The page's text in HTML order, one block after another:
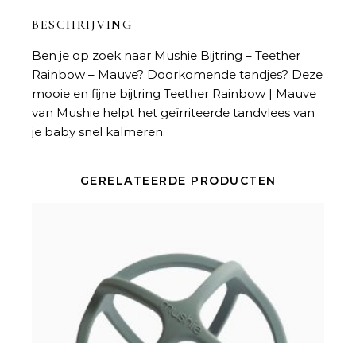
BESCHRIJVING
Ben je op zoek naar Mushie Bijtring – Teether
Rainbow – Mauve? Doorkomende tandjes? Deze
mooie en fijne bijtring Teether Rainbow | Mauve
van Mushie helpt het geïrriteerde tandvlees van
je baby snel kalmeren.
GERELATEERDE PRODUCTEN